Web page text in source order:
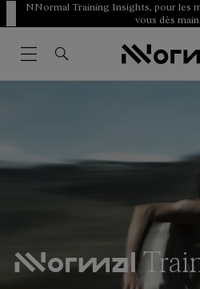
NNormal Training Insights, pour les
vous dès
NNormal